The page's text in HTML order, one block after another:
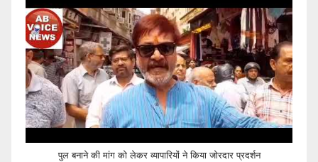
पुल बनाने की मांग को लेकर व्यापारियों ने किया जोरदार प्रदर्शन